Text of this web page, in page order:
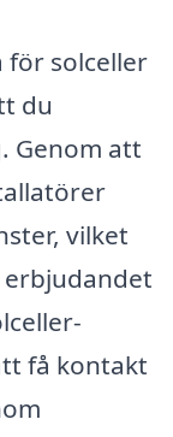
för solceller
du
Genom att
vilket
få kontakt